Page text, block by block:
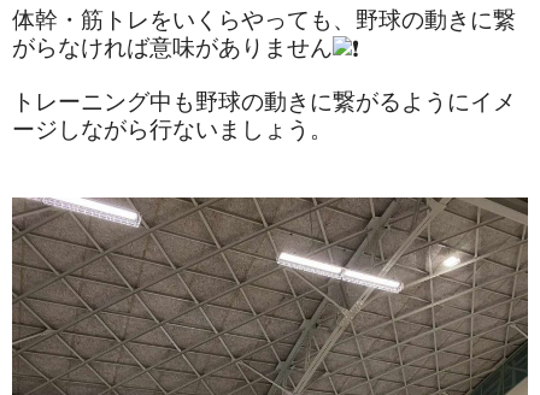
体幹・筋トレをいくらやっても、野球の動きに繋
がらなければ意味がありません
トレーニング中も野球の動きに繋がるようにイメ
ージしながら行ないましょう。